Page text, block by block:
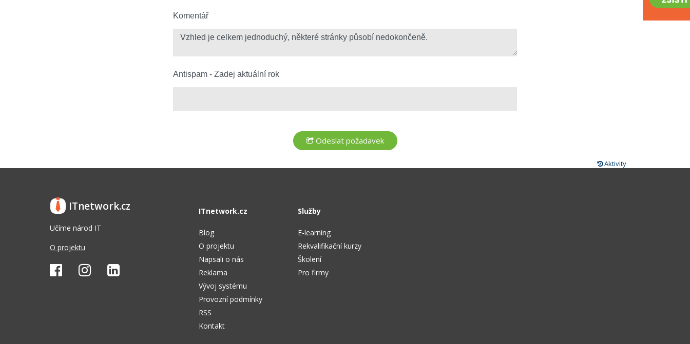
Komentář
Antispam - Zadej aktuální rok
Aktivity
ITnetwork.cz
Učíme národ IT
O projektu
ITnetwork.cz
Blog
O projektu
Napsali o nás
Reklama
Vývoj systému
Provozní podmínky
RSS
Kontakt
Služby
E-learning
Rekvalifikační kurzy
Školení
Pro firmy